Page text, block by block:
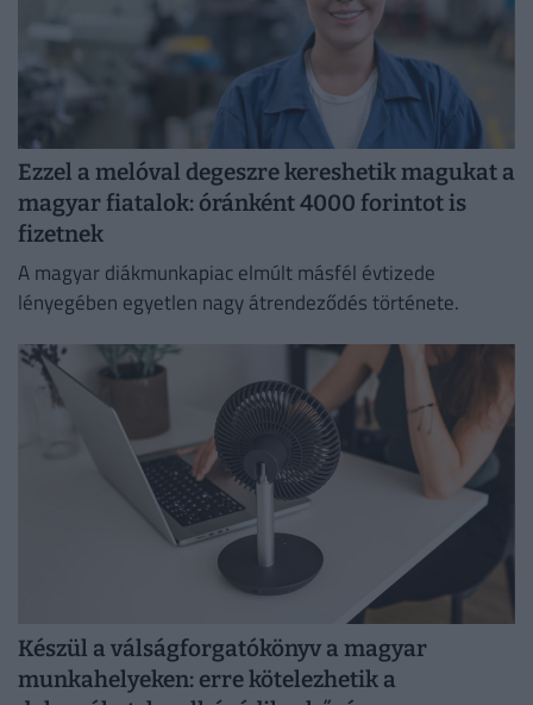
Ezzel a melóval degeszre kereshetik magukat a
magyar fiatalok: óránként 4000 forintot is
fizetnek
A magyar diákmunkapiac elmúlt másfél évtizede
lényegében egyetlen nagy átrendeződés története.
Készül a válságforgatókönyv a magyar
munkahelyeken: erre kötelezhetik a